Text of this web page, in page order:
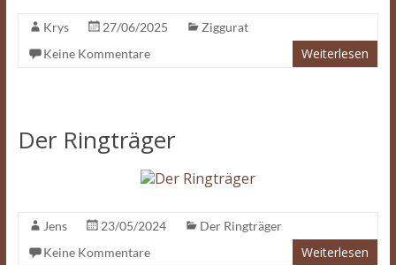
Krys 27/06/2025
Ziggurat
Keine Kommentare
Weiterlesen
Der Ringträger
Jens 23/05/2024
Der Ringträger
Keine Kommentare
Weiterlesen